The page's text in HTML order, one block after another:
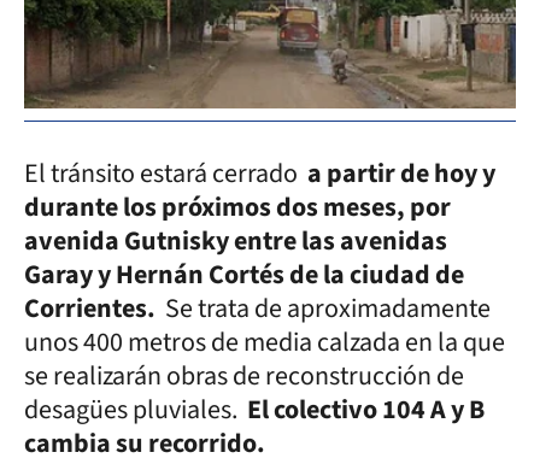
El tránsito estará cerrado a partir de hoy y
durante los próximos dos meses, por
avenida Gutnisky entre las avenidas
Garay y Hernán Cortés de la ciudad de
Corrientes. Se trata de aproximadamente
unos 400 metros de media calzada en la que
se realizarán obras de reconstrucción de
desagües pluviales. El colectivo 104 A y B
cambia su recorrido.